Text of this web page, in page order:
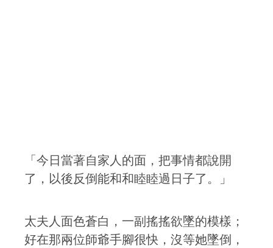
「今日當著自家人的面，把事情都說開
了，以後反倒能和和睦睦過日子了。」
太夫人面色蒼白，一副搖搖欲墜的模樣；
好在那兩位師爺手腳很快，沒等她墜倒，